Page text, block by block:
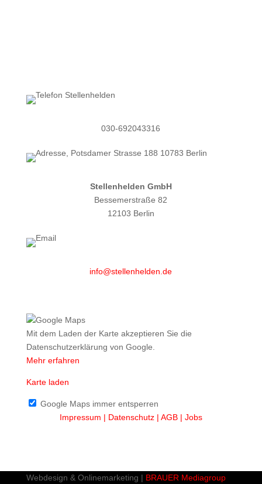
030-692043316
Stellenhelden GmbH
Bessemerstraße 82
12103 Berlin
info@stellenhelden.de
Mit dem Laden der Karte akzeptieren Sie die
Datenschutzerklärung von Google.
Mehr erfahren
Karte laden
Google Maps immer entsperren
Impressum | Datenschutz| AGB | Jobs
Webdesign & Onlinemarketing | BRAUER Mediagroup